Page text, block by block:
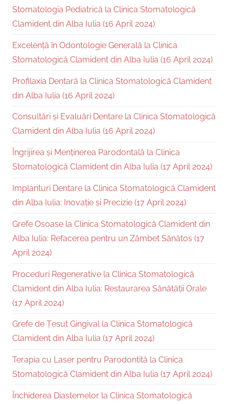
Stomatologia Pediatrică la Clinica Stomatologică
Clamident din Alba Iulia (16 April 2024)
Excelență în Odontologie Generală la Clinica
Stomatologică Clamident din Alba Iulia (16 April 2024)
Profilaxia Dentară la Clinica Stomatologică Clamident
din Alba Iulia (16 April 2024)
Consultări și Evaluări Dentare la Clinica Stomatologică
Clamident din Alba Iulia (16 April 2024)
Îngrijirea și Menținerea Parodontală la Clinica
Stomatologică Clamident din Alba Iulia (17 April 2024)
Implanturi Dentare la Clinica Stomatologică Clamident
din Alba Iulia: Inovație și Precizie (17 April 2024)
Grefe Osoase la Clinica Stomatologică Clamident din
Alba Iulia: Refacerea pentru un Zâmbet Sănătos (17
April 2024)
Proceduri Regenerative la Clinica Stomatologică
Clamident din Alba Iulia: Restaurarea Sănătății Orale
(17 April 2024)
Grefe de Țesut Gingival la Clinica Stomatologică
Clamident din Alba Iulia (17 April 2024)
Terapia cu Laser pentru Parodontită la Clinica
Stomatologică Clamident din Alba Iulia (17 April 2024)
Închiderea Diastemelor la Clinica Stomatologică